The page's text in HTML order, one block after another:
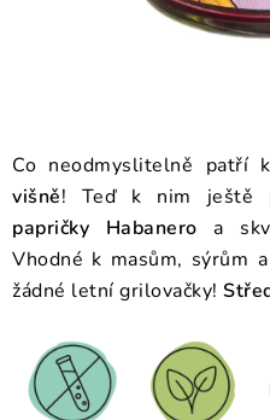
Co neodmyslitelně patří
višně! Teď k nim ještě
papričky Habanero a
Vhodné k masům, sýrům
žádné letní grilovačky!